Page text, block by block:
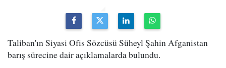
Taliban'ın Siyasi Ofis Sözcüsü Süheyl Şahin Afganistan
barış sürecine dair açıklamalarda bulundu.